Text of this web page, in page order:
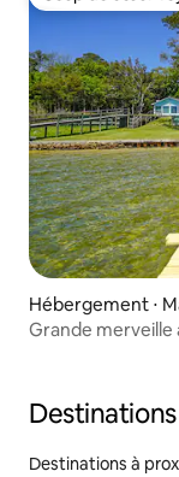
Hébergement ⋅
Grande merveille
Destinations à